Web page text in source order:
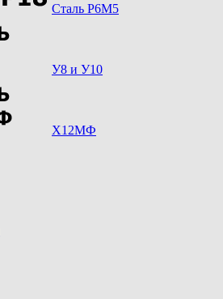
Сталь Р6М5
У8 и У10
Х12МФ